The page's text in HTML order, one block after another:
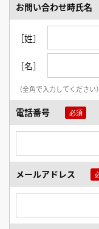
お問い合わせ時氏名
［姓］
［名］
（全角で入力してください）
電話番号
メールアドレス